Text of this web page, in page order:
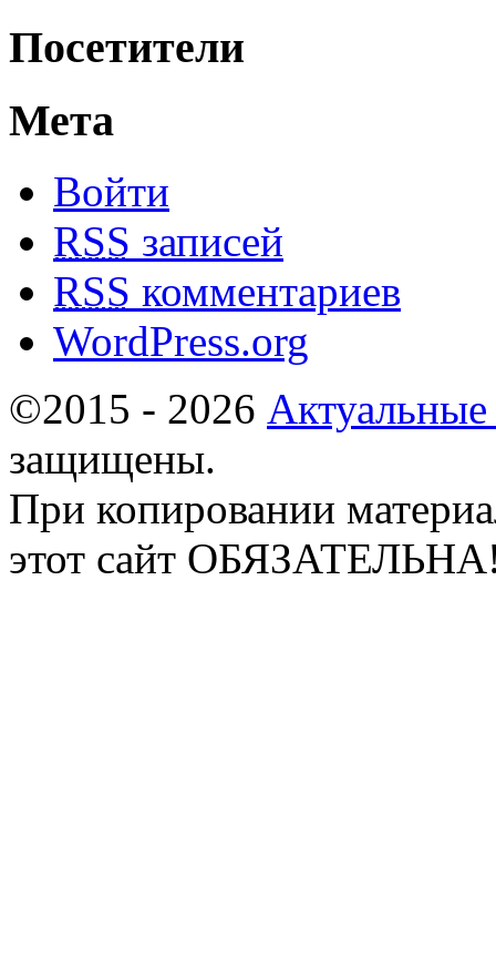
Посетители
Мета
Войти
RSS записей
RSS комментариев
WordPress.org
©2015 - 2026
защищены.
При копировании
этот сайт